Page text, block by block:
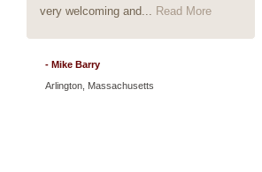
very welcoming and... Read More
- Mike Barry
Arlington, Massachusetts